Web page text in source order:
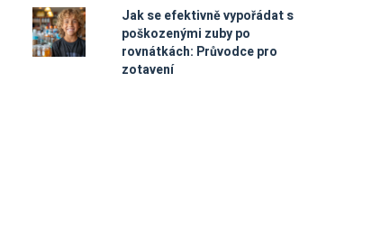
Jak se efektivně vypořádat s
poškozenými zuby po
rovnátkách: Průvodce pro
zotavení